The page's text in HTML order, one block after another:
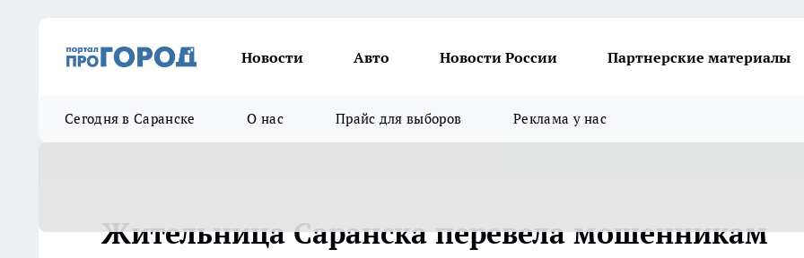
Новости Авто Новости России Партнерские материалы
Сегодня в Саранске О нас Прайс для выборов Реклама у нас
Жительница Саранска перевела мошенникам